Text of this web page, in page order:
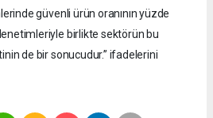
güvenli ürün oranının yüzde
birlikte sektörün bu
de bir sonucudur.” ifadelerini